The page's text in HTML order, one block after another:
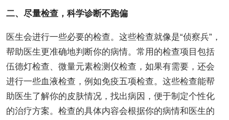
二、尽量检查，科学诊断不跑偏
医生会进行一些必要的检查。这些检查就像是“侦察兵”，
帮助医生更准确地判断你的病情。常用的检查项目包括
伍德灯检查、微量元素检测仪检查，如果有需要，还会
进行一些血液检查，例如免疫五项检查。这些检查能帮
助医生了解你的皮肤情况，找出病因，便于制定个性化
的治疗方案。检查的具体内容会根据你的病情和医生的